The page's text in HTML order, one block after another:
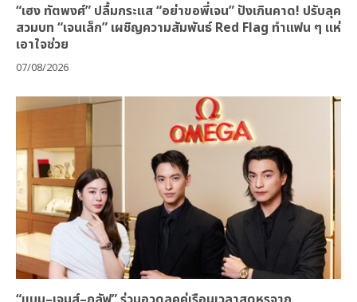
“เฮง ทัตพงศ์” ปลื้มกระแส “อย่าขอพี่เจน” ปังเกินคาด! ปรับลุค
สวมบท “เจนเล็ก” เผชิญความสัมพันธ์ Red Flag ทำแฟน ๆ แห่
เอาใจช่วย
07/08/2026